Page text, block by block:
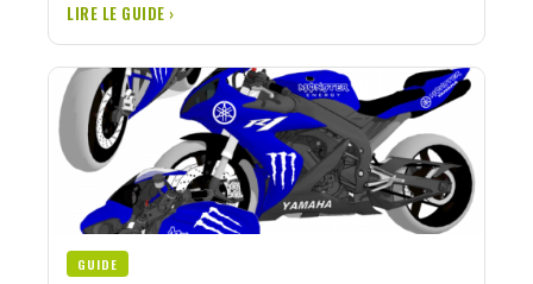
LIRE LE GUIDE ›
GUIDE